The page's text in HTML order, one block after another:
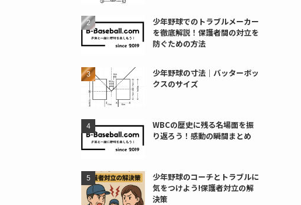
少年野球でのトラブルメーカー
を徹底解説！保護者間の対立を
防ぐための方法
少年野球の寸法｜バッターボッ
クスのサイズ
WBCの歴史に残る名場面を振
り返ろう！感動の瞬間まとめ
少年野球のコーチとトラブルに
気をつけよう!保護者対立の解
決策